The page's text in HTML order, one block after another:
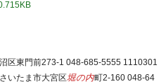
区東門前273-1 048-685-5555 1110301
いたま市大宮区堀の内町2-160 048-64